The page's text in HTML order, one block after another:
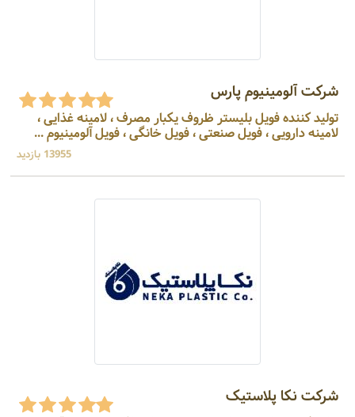
شرکت آلومینیوم پارس
تولید کننده فويل بليستر ظروف يكبار مصرف ، لامینه غذایی ،
لامینه دارویی ، فویل صنعتی ، فویل خانگی ، فویل آلومینیوم ...
13955 بازدید
شرکت نکا پلاستیک